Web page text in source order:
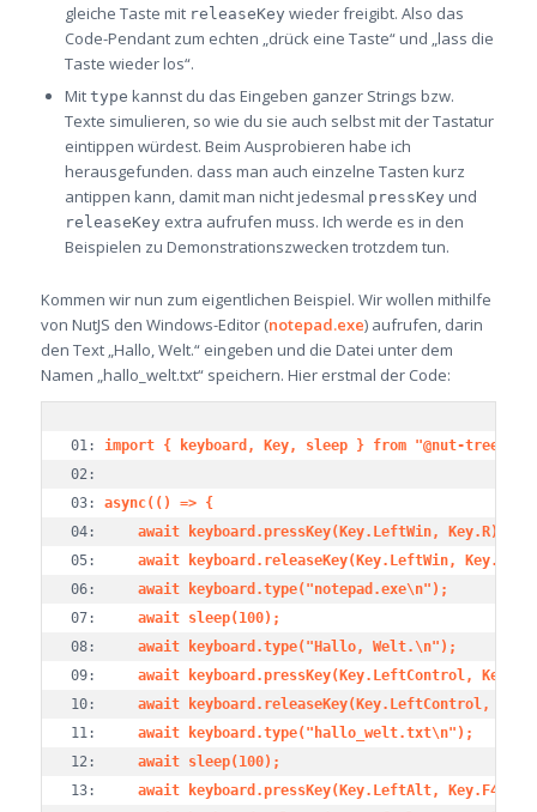
gleiche Taste mit releaseKey wieder freigibt. Also das
Code-Pendant zum echten „drück eine Taste“ und „lass die
Taste wieder los“.
Mit type kannst du das Eingeben ganzer Strings bzw.
Texte simulieren, so wie du sie auch selbst mit der Tastatur
eintippen würdest. Beim Ausprobieren habe ich
herausgefunden. dass man auch einzelne Tasten kurz
antippen kann, damit man nicht jedesmal pressKey und
releaseKey extra aufrufen muss. Ich werde es in den
Beispielen zu Demonstrationszwecken trotzdem tun.
Kommen wir nun zum eigentlichen Beispiel. Wir wollen mithilfe
von NutJS den Windows-Editor (notepad.exe) aufrufen, darin
den Text „Hallo, Welt.“ eingeben und die Datei unter dem
Namen „hallo_welt.txt“ speichern. Hier erstmal der Code:
01:
import { keyboard, Key, sleep } from "@nut-tree/
02:
03: async(() => {
await keyboard.pressKey(Key.LeftWin, Key.R);
await keyboard.releaseKey(Key.LeftWin, Key.R);
await keyboard.type("notepad.exe\n");
await sleep(100);
await keyboard.type("Hallo, Welt.\n");
await keyboard.pressKey(Key.LeftControl,
await keyboard.releaseKey(Key.LeftControl,
await keyboard.type("hallo_welt.txt\n");
await sleep(100);
await keyboard.pressKey(Key.LeftAlt, Key.F4);